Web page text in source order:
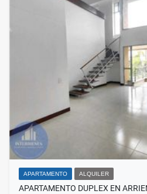
APARTAMENTO ALQUILER
APARTAMENTO DUPLEX EN